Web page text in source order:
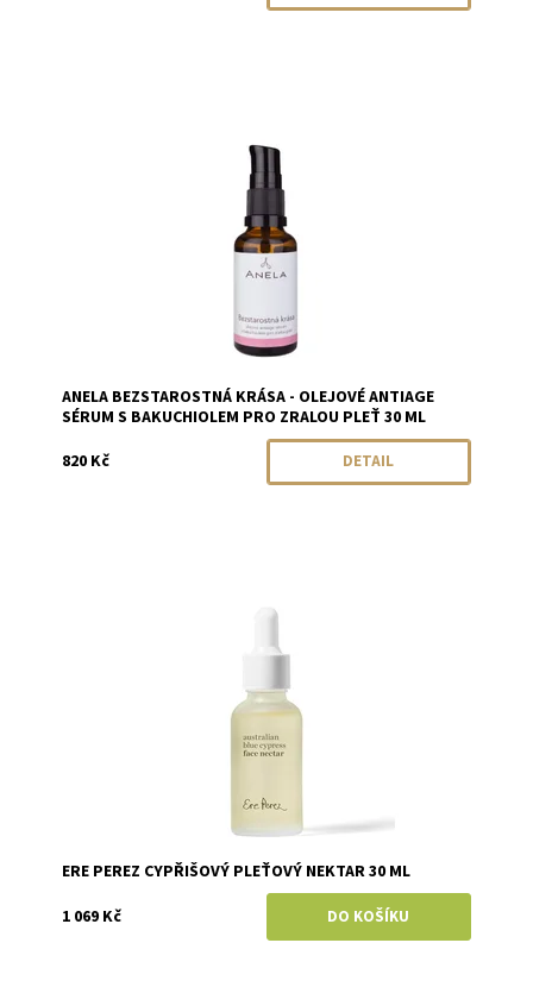
ANELA BEZSTAROSTNÁ KRÁSA - OLEJOVÉ ANTIAGE
SÉRUM S BAKUCHIOLEM PRO ZRALOU PLEŤ 30 ML
820 Kč
DETAIL
ERE PEREZ CYPŘIŠOVÝ PLEŤOVÝ NEKTAR 30 ML
1 069 Kč